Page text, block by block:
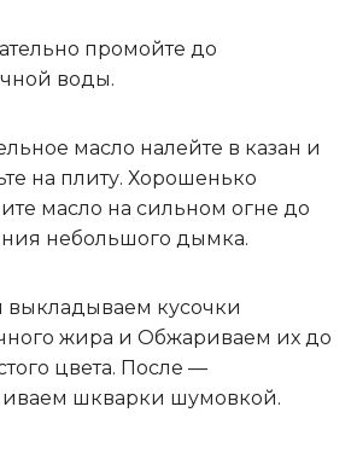
промойте до
воды.
масло налейте в казан и
на плиту. Хорошенько
масло на сильном огне до
небольшого дымка.
выкладываем кусочки
жира и Обжариваем их до
цвета. После —
шкварки шумовкой.